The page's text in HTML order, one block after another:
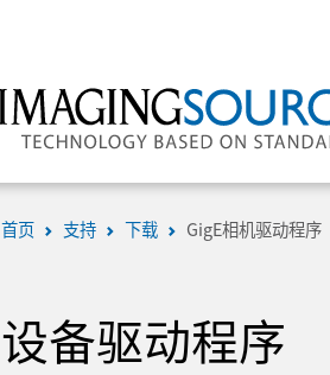
首页 支持 下载 GigE相机驱动程序
设备驱动程序